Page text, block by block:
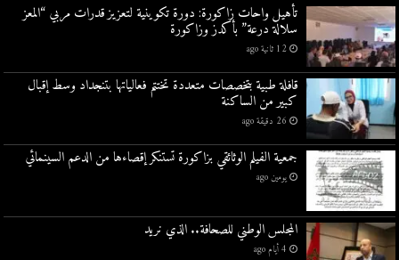
تأهيل واحات زاكورة: دورة تكوينية لتعزيز قدرات مربي “المعز
سلالة درعة” بأكدز وزاكورة
12 ثانية ago
قافلة طبية بتخصصات متعددة تختتم فعالياتها بتنجداد وسط إقبال
كبير من الساكنة
26 دقيقة ago
جمعية الفيلم الوثائقي بزاكورة تستنكر إقصاءها من الدعم السينمائي
يومين ago
المجلس الوطني للصحافة.. الذي نريد
4 أيام ago